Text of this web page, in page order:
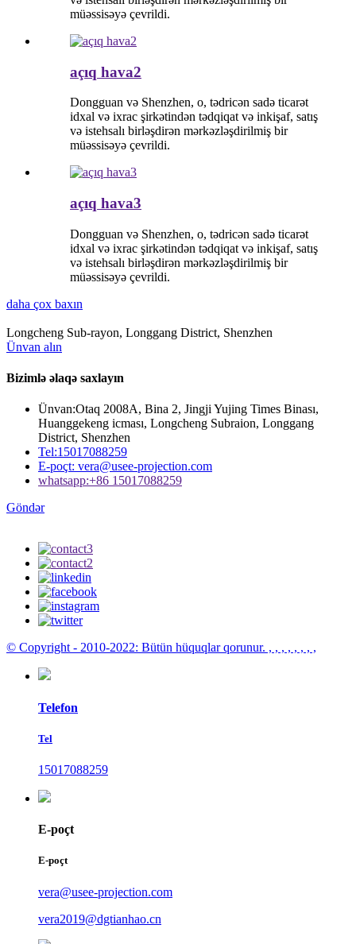
müəssisəyə çevrildi.
açıq hava2
Dongguan və Shenzhen, o, tədricən sadə ticarət
idxal və ixrac şirkətindən tədqiqat və inkişaf, satış
və istehsalı birləşdirən mərkəzləşdirilmiş bir
müəssisəyə çevrildi.
açıq hava3
Dongguan və Shenzhen, o, tədricən sadə ticarət
idxal və ixrac şirkətindən tədqiqat və inkişaf, satış
və istehsalı birləşdirən mərkəzləşdirilmiş bir
müəssisəyə çevrildi.
daha çox baxın
Longcheng Sub-rayon, Longgang District, Shenzhen
Ünvan alın
Bizimlə əlaqə saxlayın
Ünvan:Otaq 2008A, Bina 2, Jingji Yujing Times Binası,
Huanggekeng icması, Longcheng Subraion, Longgang
District, Shenzhen
Tel:15017088259
E-poçt: vera@usee-projection.com
whatsapp:+86 15017088259
Göndər
© Copyright - 2010-2022: Bütün hüquqlar qorunur. , , , , , , , ,
Telefon
Tel
15017088259
E-poçt
E-poçt
vera@usee-projection.com
vera2019@dgtianhao.cn